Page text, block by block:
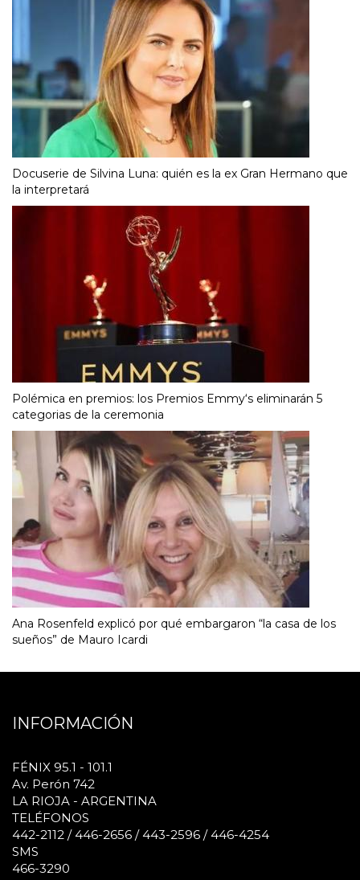
Docuserie de Silvina Luna: quién es la ex Gran Hermano que
la interpretará
Polémica en premios: los Premios Emmy‘s eliminarán 5
categorias de la ceremonia
Ana Rosenfeld explicó por qué embargaron “la casa de los
sueños” de Mauro Icardi
INFORMACIÓN
FÉNIX 95.1 - 101.1
Av. Perón 742
LA RIOJA - ARGENTINA
TELÉFONOS
442-2112 / 446-2656 / 443-2596 / 446-4254
SMS
466-3290